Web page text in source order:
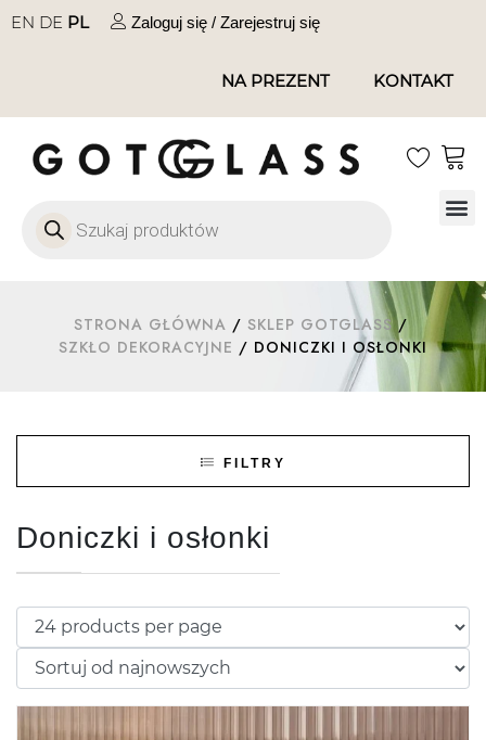
EN DE PL Zaloguj się / Zarejestruj się
NA PREZENT KONTAKT
STRONA GŁÓWNA / SKLEP GOTGLASS/
SZKŁO DEKORACYJNE / DONICZKI I OSŁONKI
Doniczki i osłonki
FILTRY